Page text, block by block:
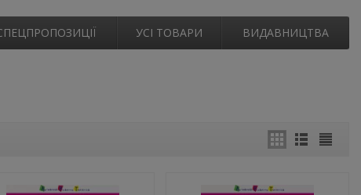
УСІ ТОВАРИ ВИДАВНИЦТВА